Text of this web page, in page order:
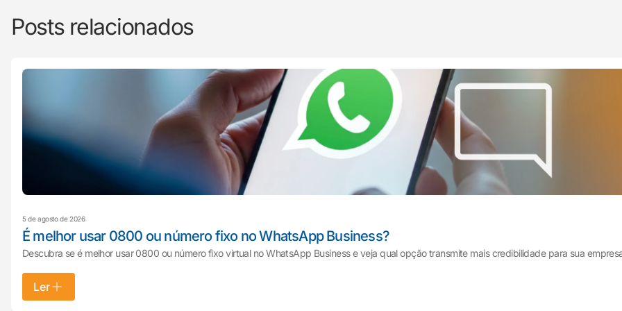
Posts relacionados
5 de agosto de 2026
É melhor usar 0800 ou número fixo no WhatsApp Business?
Descubra se é melhor usar 0800 ou número fixo virtual no WhatsApp Business e veja qual opção transmite mais credibilidade para sua
Ler